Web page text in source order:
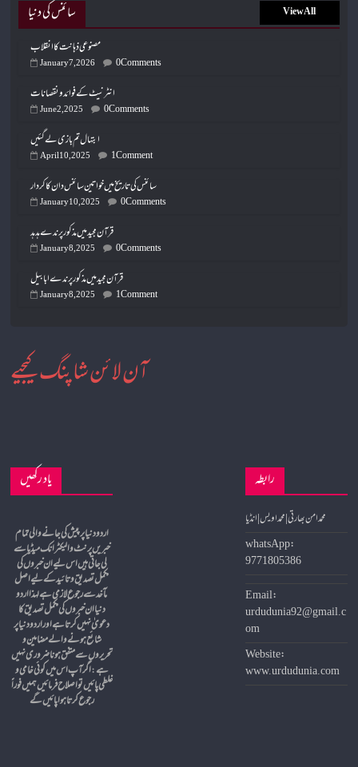
سائنس کی دنیا View All
مصنوعی ذہانت کا انقلاب
January 7, 2026 0 Comments
انٹرنیٹ کے فوائد و نقصانات
June 2, 2025 0 Comments
ابتہال تم بازی لے گئیں
April 10, 2025 1 Comment
سائنس کی تاریخ میں خواتین سائنس دان کا کردار
January 10, 2025 0 Comments
قرآن مجید میں مذکور پرندے ہدہد
January 8, 2025 0 Comments
قرآن مجید میں مذکور پرندے ابابیل
January 8, 2025 1 Comment
آن لائن شاپنگ کیجیے
یاد رکھیں
خبریں پرنٹ و الیکٹرانک میڈیا سے
لی جاتی ہیں اس لیے ان خبروں کی
مکمل تصدیق و تائید کے لیے اصل
مآخد سے رجوع لازمی ہے لہذا اردو
دنیا ان خبروں کی مکمل تصدیق کا
دعویٰ نہیں کرتا ہے اور اردو دنیا پر
شائع ہونے والے مضامین و
تحریروں سے متفق ہونا ضروری نہیں
ہے:اگر آپ اس میں کوئی خامی و
غلطی پائیں تو اصلاح فرمائیں ہمیں فوراً
رجوع کرتا ہوا پائیں گے
رابطہ
محمد امن بھارتی | محمد اویس | انڈیا
whatsApp:
9771805386
Email:
urdudunia92@gmail.c
om
Website:
www.urdudunia.com